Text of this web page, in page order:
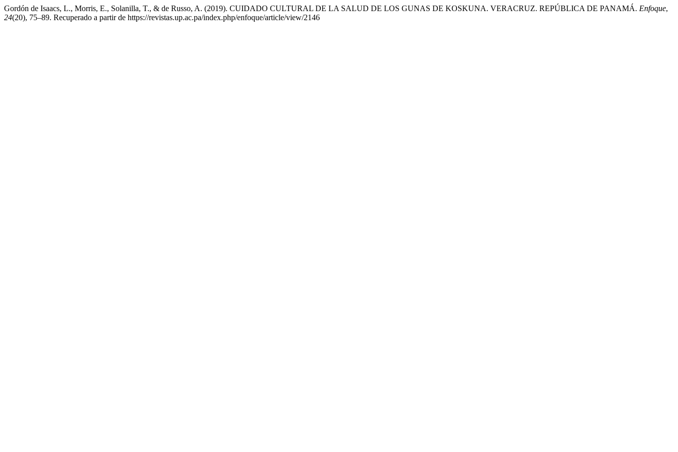
Gordón de Isaacs, L., Morris, E., Solanilla, T., & de Russo, A. (2019). CUIDADO CULTURAL DE LA SALUD DE LOS GUNAS DE KOSKUNA. VERACRUZ. REPÚBLICA DE PANAMÁ. Enfoque,
24(20), 75–89. Recuperado a partir de https://revistas.up.ac.pa/index.php/enfoque/article/view/2146